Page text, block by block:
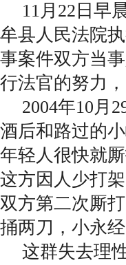
11月22日早
牟县人民法院
事案件双方当
行法官的努力
2004年10月
酒后和路过的
年轻人很快就
这方因人少打
双方第二次厮
捅两刀，小永
这群失去理